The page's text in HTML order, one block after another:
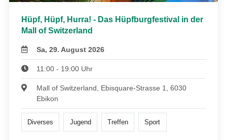
Hüpf, Hüpf, Hurra! - Das Hüpfburgfestival in der
Mall of Switzerland
Sa, 29. August 2026
11:00 - 19:00 Uhr
Mall of Switzerland, Ebisquare-Strasse 1, 6030
Ebikon
Diverses Jugend Treffen Sport